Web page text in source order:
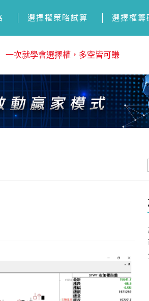
選擇權策略試算 選擇權籌
一次就學會選擇權，多空皆可賺